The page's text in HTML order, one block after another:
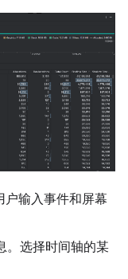
输入事件和屏幕
。选择时间轴的某